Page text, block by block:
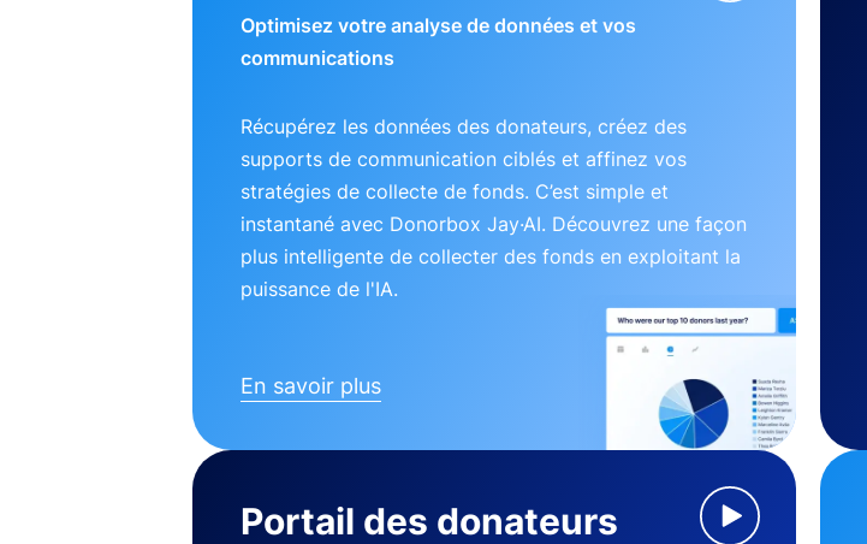
Optimisez votre analyse de données et vos
communications
Récupérez les données des donateurs, créez des
supports de communication ciblés et affinez vos
stratégies de collecte de fonds. C’est simple et
instantané avec Donorbox Jay·AI. Découvrez une façon
plus intelligente de collecter des fonds en exploitant la
puissance de l'IA.
En savoir plus
Portail des donateurs